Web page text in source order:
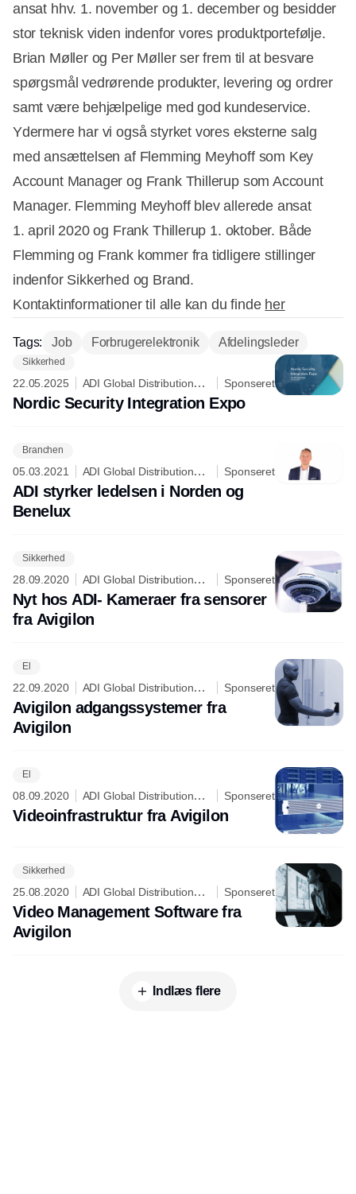
ansat hhv. 1. november og 1. december og besidder
stor teknisk viden indenfor vores produktportefølje.
Brian Møller og Per Møller ser frem til at besvare
spørgsmål vedrørende produkter, levering og ordrer
samt være behjælpelige med god kundeservice.
Ydermere har vi også styrket vores eksterne salg
med ansættelsen af Flemming Meyhoff som Key
Account Manager og Frank Thillerup som Account
Manager. Flemming Meyhoff blev allerede ansat
1. april 2020 og Frank Thillerup 1. oktober. Både
Flemming og Frank kommer fra tidligere stillinger
indenfor Sikkerhed og Brand.
Kontaktinformationer til alle kan du finde her
Tags: Job Forbrugerelektronik Afdelingsleder
Sikkerhed
22.05.2025
ADI Global Distribution
A/S
Sponseret
Nordic Security Integration Expo
Branchen
05.03.2021
ADI Global Distribution
A/S
Sponseret
ADI styrker ledelsen i Norden og
Benelux
Sikkerhed
28.09.2020
ADI Global Distribution
A/S
Sponseret
Nyt hos ADI- Kameraer fra sensorer
fra Avigilon
El
22.09.2020
ADI Global Distribution
A/S
Sponseret
Avigilon adgangssystemer fra
Avigilon
El
08.09.2020
ADI Global Distribution
A/S
Sponseret
Videoinfrastruktur fra Avigilon
Sikkerhed
25.08.2020
ADI Global Distribution
A/S
Sponseret
Video Management Software fra
Avigilon
Indlæs flere